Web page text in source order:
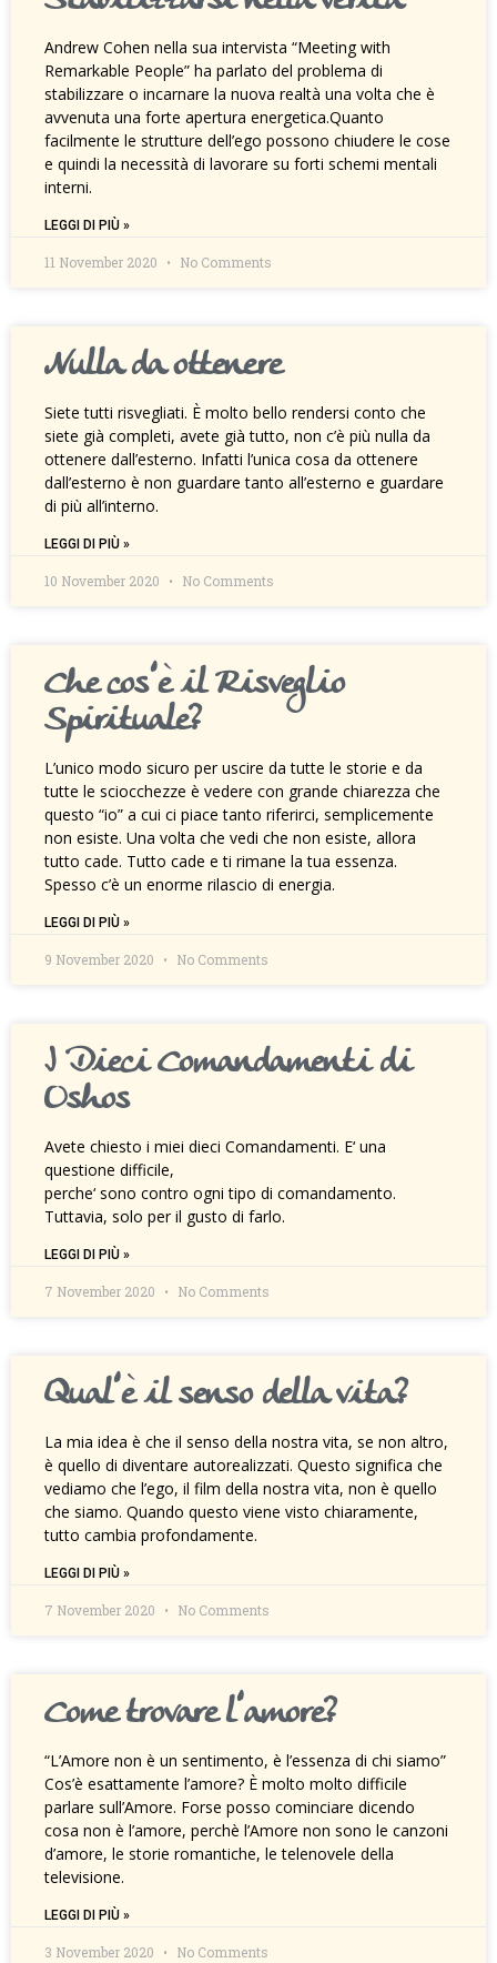
Andrew Cohen nella sua intervista “Meeting with
Remarkable People” ha parlato del problema di
stabilizzare o incarnare la nuova realtà una volta che è
avvenuta una forte apertura energetica.Quanto
facilmente le strutture dell’ego possono chiudere le cose
e quindi la necessità di lavorare su forti schemi mentali
interni.
LEGGI DI PIÙ »
11 November 2020 No Comments
Nulla da ottenere
Siete tutti risvegliati. È molto bello rendersi conto che
siete già completi, avete già tutto, non c’è più nulla da
ottenere dall’esterno. Infatti l’unica cosa da ottenere
dall’esterno è non guardare tanto all’esterno e guardare
di più all’interno.
LEGGI DI PIÙ »
10 November 2020 No Comments
Che cos’è il Risveglio
Spirituale?
L’unico modo sicuro per uscire da tutte le storie e da
tutte le sciocchezze è vedere con grande chiarezza che
questo “io” a cui ci piace tanto riferirci, semplicemente
non esiste. Una volta che vedi che non esiste, allora
tutto cade. Tutto cade e ti rimane la tua essenza.
Spesso c’è un enorme rilascio di energia.
LEGGI DI PIÙ »
9 November 2020 No Comments
I Dieci Comandamenti di
Oshos
Avete chiesto i miei dieci Comandamenti. E‘ una
questione difficile,
perche‘ sono contro ogni tipo di comandamento.
Tuttavia, solo per il gusto di farlo.
LEGGI DI PIÙ »
7 November 2020 No Comments
Qual’è il senso della vita?
La mia idea è che il senso della nostra vita, se non altro,
è quello di diventare autorealizzati. Questo significa che
vediamo che l’ego, il film della nostra vita, non è quello
che siamo. Quando questo viene visto chiaramente,
tutto cambia profondamente.
LEGGI DI PIÙ »
7 November 2020 No Comments
Come trovare l’amore?
“L’Amore non è un sentimento, è l’essenza di chi siamo”
Cos’è esattamente l’amore? È molto molto difficile
parlare sull’Amore. Forse posso cominciare dicendo
cosa non è l’amore, perchè l’Amore non sono le canzoni
d’amore, le storie romantiche, le telenovele della
televisione.
LEGGI DI PIÙ »
3 November 2020 No Comments